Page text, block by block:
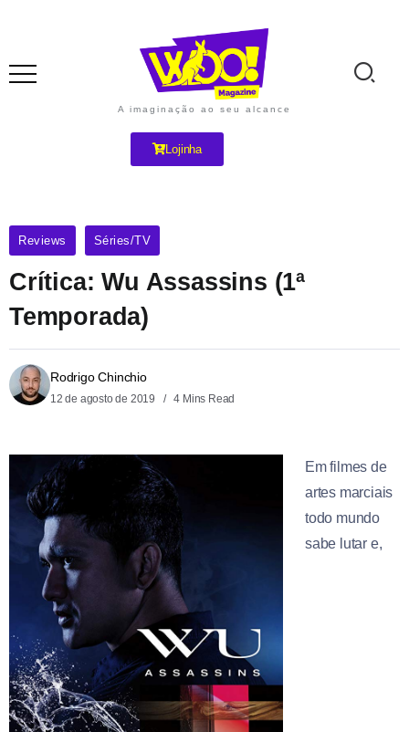
A imaginação ao seu alcance
Lojinha
Reviews Séries/TV
Crítica: Wu Assassins (1ª
Temporada)
Rodrigo Chinchio
12 de agosto de 2019 4 Mins Read
Em filmes de
artes marciais
todo mundo
sabe lutar e,